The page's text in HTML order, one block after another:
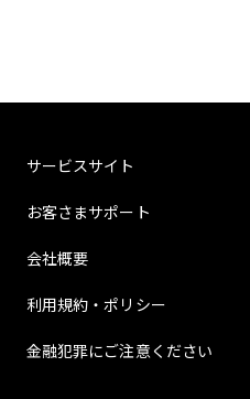
サービスサイト
お客さまサポート
会社概要
利用規約・ポリシー
金融犯罪にご注意ください